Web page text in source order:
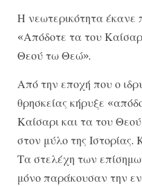
Η νεωτερικότητα έκανε
«Απόδοτε τα του
Θεού τω Θεώ».
Από την εποχή που ο
θρησκείας κήρυξε
Καίσαρι και τα του
στον μύλο της Ιστορίας.
Τα στελέχη των
μόνο παράκουσαν την